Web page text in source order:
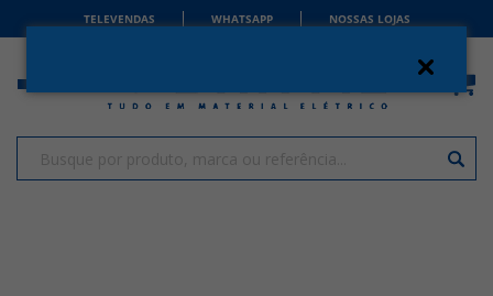
TELEVENDAS WHATSAPP NOSSAS LOJAS